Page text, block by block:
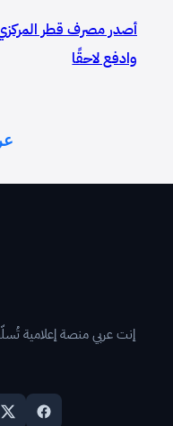
أصدر مصرف قطر
وادفع لاحقًا
إنت عربي منصة إعلامية